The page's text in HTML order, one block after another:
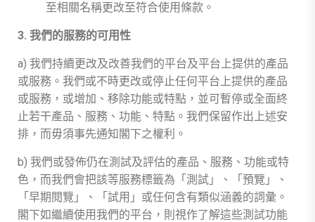
至相關名稱更改至符合使用條款。
3. 我們的服務的可用性
a) 我們持續更改及改善我們的平台及平台上提供的產品
或服務。我們或不時更改或停止任何平台上提供的產品
或服務，或增加、移除功能或特點，並可暫停或全面終
止若干產品、服務、功能、特點。我們保留作出上述安
排，而毋須事先通知閣下之權利。
b) 我們或發佈仍在測試及評估的產品、服務、功能或特
色，而我們會把該等服務標籤為「測試」、「預覽」、
「早期閱覽」、「試用」或任何含有類似涵義的詞彙。
閣下如繼續使用我們的平台，則視作了解這些測試功能